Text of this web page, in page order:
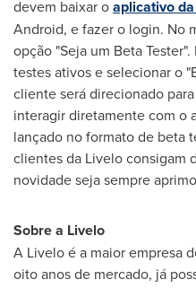
devem baixar oaplicativo
Android, e fazer o login. No
opção "Seja um Beta
testes ativos e selecionar o
cliente será direcionado
interagir diretamente com o
lançado no formato de beta
clientes da Livelo consigam
novidade seja sempre
Sobre a Livelo
A Livelo é a maior empresa
oito anos de mercado, já